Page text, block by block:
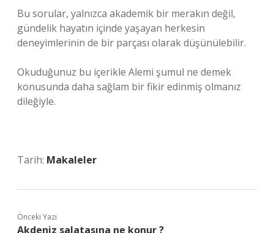
Bu sorular, yalnızca akademik bir merakın değil,
gündelik hayatın içinde yaşayan herkesin
deneyimlerinin de bir parçası olarak düşünülebilir.
Okuduğunuz bu içerikle Alemi şumul ne demek
konusunda daha sağlam bir fikir edinmiş olmanız
dileğiyle.
Tarih: Makaleler
Önceki Yazı
Akdeniz salatasına ne konur ?